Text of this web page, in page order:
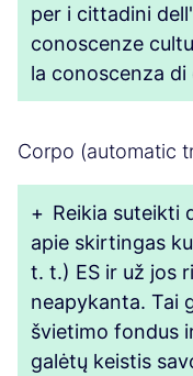
per i cittadini
conoscenze
la conoscenza
Corpo (automatic
+ Reikia suteikti
apie skirtingas
t. t.) ES ir už jos
neapykanta. Tai
švietimo fondus
galėtų keistis